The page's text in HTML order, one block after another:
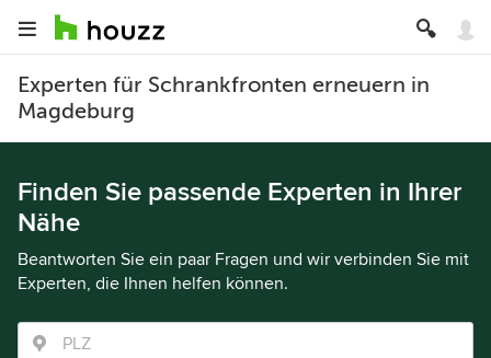
Experten für Schrankfronten erneuern in
Magdeburg
Finden Sie passende Experten in Ihrer
Nähe
Beantworten Sie ein paar Fragen und wir verbinden Sie mit
Experten, die Ihnen helfen können.